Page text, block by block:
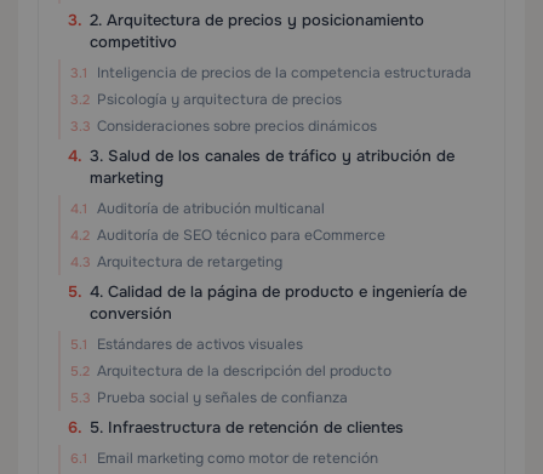
2. Arquitectura de precios y posicionamiento
competitivo
Inteligencia de precios de la competencia estructurada
Psicología y arquitectura de precios
Consideraciones sobre precios dinámicos
3. Salud de los canales de tráfico y atribución de
marketing
Auditoría de atribución multicanal
Auditoría de SEO técnico para eCommerce
Arquitectura de retargeting
4. Calidad de la página de producto e ingeniería de
conversión
Estándares de activos visuales
Arquitectura de la descripción del producto
Prueba social y señales de confianza
5. Infraestructura de retención de clientes
Email marketing como motor de retención